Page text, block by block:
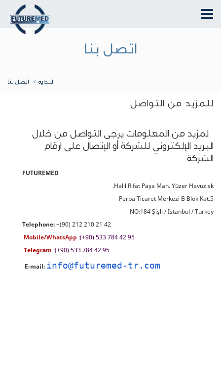
اتصل بنا
البداية اتصل بنا
للمزيد من التواصل
لمزيد من المعلومات يرجى التواصل من خلال
البريد الإلكتروني للشركة أو الإتصال على ارقام
الشركة
FUTUREMED
Halil Rıfat Paşa Mah. Yüzer Havuz sk.
Perpa Ticaret Merkezi B Blok Kat.5
NO:184 Şişli / Istanbul / Turkey
Telephone: +(90) 212 210 21 42
Mobile/WhatsApp :(+90) 533 784 42 95
Telegram :(+90) 533 784 42 95
E-mail: info@futuremed-tr.com